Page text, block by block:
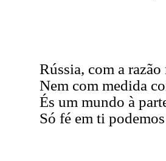
Rússia, com a
Nem com medida
És um mundo à
Só fé em ti